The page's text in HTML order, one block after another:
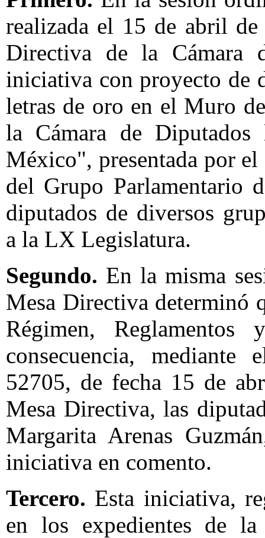
realizada el 15 de abril
Directiva de la Cámara
iniciativa con proyecto de
letras de oro en el Muro
la Cámara de
México", presentada por
del Grupo Parlamentario
diputados de diversos
a la LX Legislatura.
Segundo. En la misma
Mesa Directiva determinó
Régimen, Reglamentos
consecuencia,
52705, de fecha 15 de
Mesa Directiva, las
Margarita Arenas
iniciativa en comento.
Tercero. Esta iniciativa,
en los expedientes de